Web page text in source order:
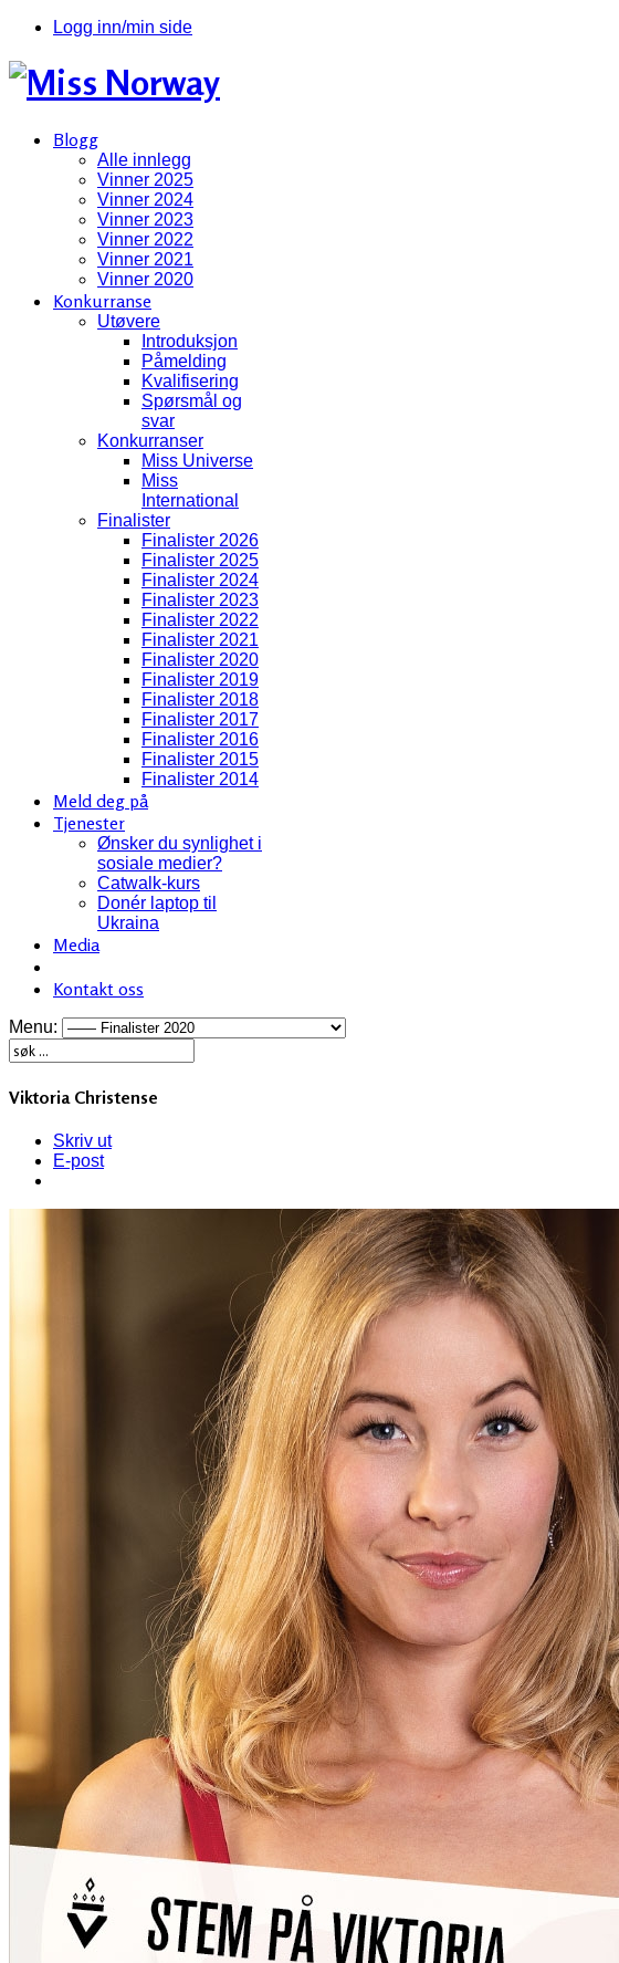
Logg inn/min side
Blogg
Alle innlegg
Vinner 2025
Vinner 2024
Vinner 2023
Vinner 2022
Vinner 2021
Vinner 2020
Konkurranse
Utøvere
Introduksjon
Påmelding
Kvalifisering
Spørsmål og
svar
Konkurranser
Miss Universe
Miss
International
Finalister
Finalister 2026
Finalister 2025
Finalister 2024
Finalister 2023
Finalister 2022
Finalister 2021
Finalister 2020
Finalister 2019
Finalister 2018
Finalister 2017
Finalister 2016
Finalister 2015
Finalister 2014
Meld deg på
Tjenester
Ønsker du synlighet i
sosiale medier?
Catwalk-kurs
Donér laptop til
Ukraina
Media
Kontakt oss
Menu:
Viktoria Christense
Skriv ut
E-post